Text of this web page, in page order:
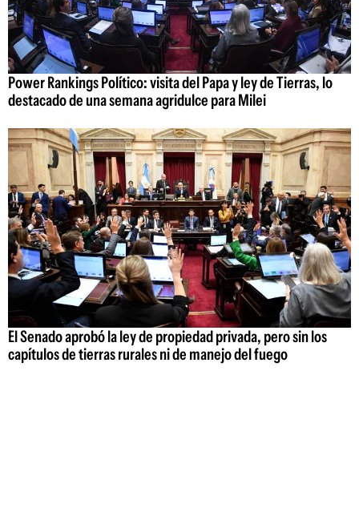
Power Rankings Político: visita del Papa y ley de Tierras, lo
destacado de una semana agridulce para Milei
El Senado aprobó la ley de propiedad privada, pero sin los
capítulos de tierras rurales ni de manejo del fuego